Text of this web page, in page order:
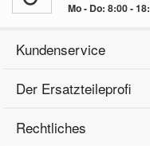
Mo - Do: 8:00 -
Kundenservice
Der Ersatzteileprofi
Rechtliches